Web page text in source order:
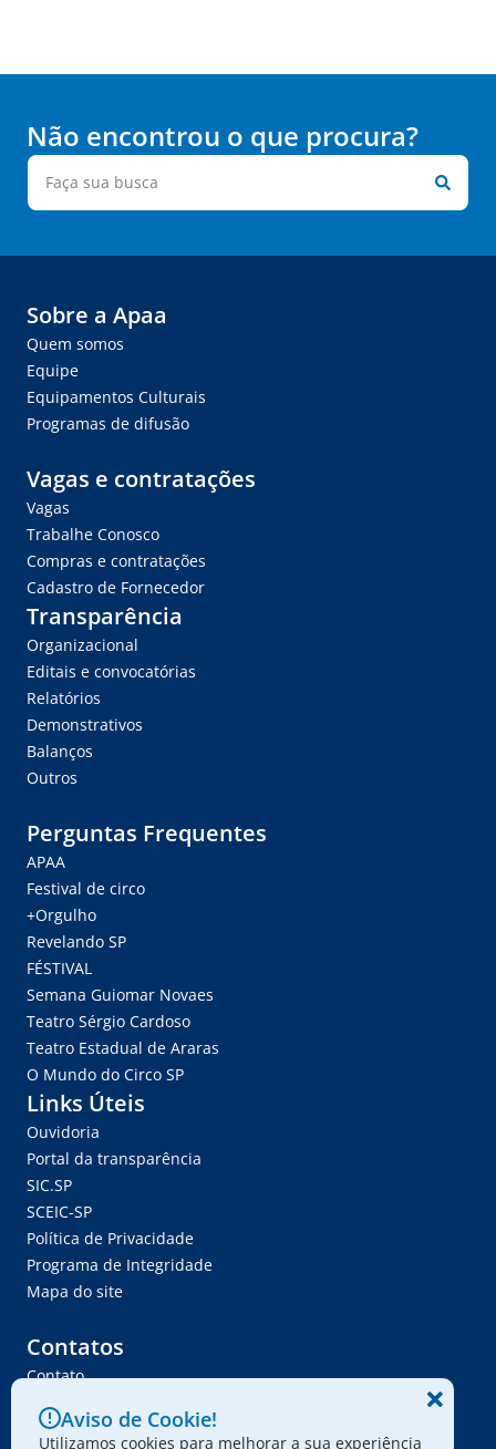
Não encontrou o que procura?
Sobre a Apaa
Quem somos
Equipe
Equipamentos Culturais
Programas de difusão
Vagas e contratações
Vagas
Trabalhe Conosco
Compras e contratações
Cadastro de Fornecedor
Transparência
Organizacional
Editais e convocatórias
Relatórios
Demonstrativos
Balanços
Outros
Perguntas Frequentes
APAA
Festival de circo
+Orgulho
Revelando SP
FÉSTIVAL
Semana Guiomar Novaes
Teatro Sérgio Cardoso
Teatro Estadual de Araras
O Mundo do Circo SP
Links Úteis
Ouvidoria
Portal da transparência
SIC.SP
SCEIC-SP
Política de Privacidade
Programa de Integridade
Mapa do site
Contatos
Contato
Trabalhe Conosco
Ser Fornecedor
Aviso de Cookie!
Utilizamos cookies para melhorar a sua experiência